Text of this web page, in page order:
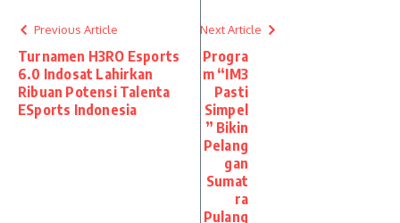
Previous Article
Turnamen H3RO Esports
6.0 Indosat Lahirkan
Ribuan Potensi Talenta
ESports Indonesia
Next Article
Progra
m “IM3
Pasti
Simpel
” Bikin
Pelang
gan
Sumat
ra
Pulang